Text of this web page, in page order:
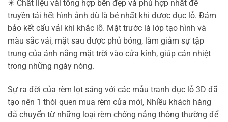
☀ Chất liệu vải tổng hợp bền đẹp và phù hợp nhất để
truyền tải hết hình ảnh dù là bé nhất khi được đục lỗ. Đảm
bảo kết cấu vải khi khắc lỗ. Mặt trước là lớp tạo hình và
màu sắc vải, mặt sau được phủ bóng, làm giảm sự tập
trung của ánh nắng mặt trời vào cửa kính, giúp cản nhiệt
trong những ngày nóng.
Sự ra đời của rèm lọt sáng với các mẫu tranh đục lỗ 3D đã
tạo nên 1 thói quen mua rèm cửa mới, Nhiều khách hàng
đã chuyển từ những loại rèm chống nắng thông thường để